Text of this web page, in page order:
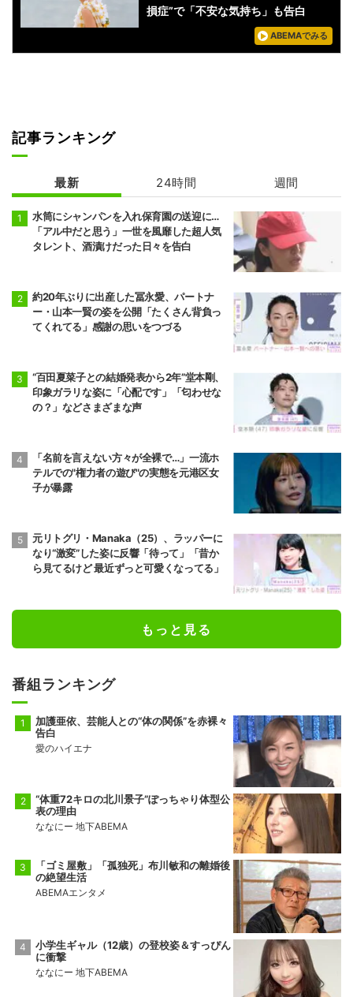
損症”で「不安な気持ち」も告白
ABEMAでみる
記事ランキング
最新 24時間 週間
水筒にシャンパンを入れ保育園の送迎に…
「アル中だと思う」一世を風靡した超人気
タレント、酒漬けだった日々を告白
約20年ぶりに出産した冨永愛、パートナ
ー・山本一賢の姿を公開「たくさん背負っ
てくれてる」感謝の思いをつづる
“百田夏菜子との結婚発表から2年”堂本剛、
印象ガラリな姿に「心配です」「匂わせな
の？」などさまざまな声
「名前を言えない方々が全裸で…」一流ホ
テルでの"権力者の遊び"の実態を元港区女
子が暴露
元リトグリ・Manaka（25）、ラッパーに
なり“激変”した姿に反響「待って」「昔か
ら見てるけど 最近ずっと可愛くなってる」
もっと見る
番組ランキング
加護亜依、芸能人との“体の関係”を赤裸々
告白
愛のハイエナ
“体重72キロの北川景子”ぽっちゃり体型公
表の理由
ななにー 地下ABEMA
「ゴミ屋敷」「孤独死」布川敏和の離婚後
の絶望生活
ABEMAエンタメ
小学生ギャル（12歳）の登校姿＆すっぴん
に衝撃
ななにー 地下ABEMA